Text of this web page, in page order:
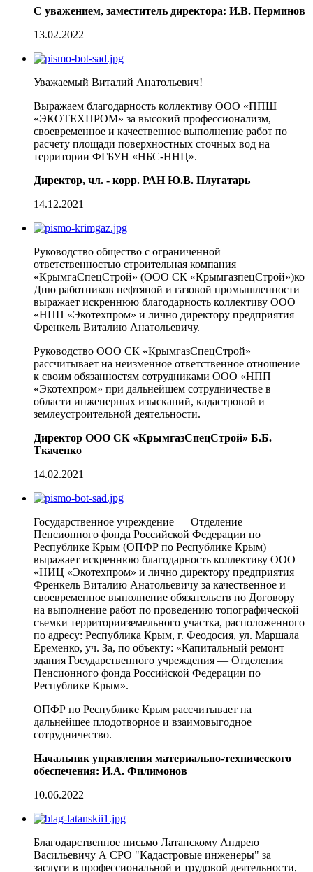
С уважением, заместитель директора: И.В. Перминов
13.02.2022
Уважаемый Виталий Анатольевич!
Выражаем благодарность коллективу ООО «ППШ
«ЭКОТЕХПРОМ» за высокий профессионализм,
своевременное и качественное выполнение работ по
расчету площади поверхностных сточных вод на
территории ФГБУН «НБС-ННЦ».
Директор, чл. - корр. РАН Ю.В. Плугатарь
14.12.2021
Руководство общество с ограниченной
ответственностью строительная компания
«КрымгаCпецCтрой» (ООО СК «КрымгазпецCтрой»)ко
Дню работников нефтяной и газовой промышленности
выражает искреннюю благодарность коллективу ООО
«НПП «Экотехпром» и лично директору предприятия
Френкель Виталию Анатольевичу.
Руководство ООО СК «КрымгазCпецCтрой»
рассчитывает на неизменное ответственное отношение
к своим обязанностям сотрудниками ООО «НПП
«Экотехпром» при дальнейшем сотрудничестве в
области инженерных изысканий, кадастровой и
землеустроительной деятельности.
Директор ООО СК «КрымгазCпецCтрой» Б.Б.
Ткаченко
14.02.2021
Государственное учреждение — Отделение
Пенсионного фонда Российской Федерации по
Республике Крым (ОПФР по Республике Крым)
выражает искреннюю благодарность коллективу ООО
«НИЦ «Экотехпром» и лично директору предприятия
Френкель Виталию Анатольевичу за качественное и
своевременное выполнение обязательств по Договору
на выполнение работ по проведению топографической
съемки территорииземельного участка, расположенного
по адресу: Республика Крым, г. Феодосия, ул. Маршала
Еременко, уч. За, по объекту: «Капитальный ремонт
здания Государственного учреждения — Отделения
Пенсионного фонда Российской Федерации по
Республике Крым».
ОПФР по Республике Крым рассчитывает на
дальнейшее плодотворное и взаимовыгодное
сотрудничество.
Начальник управления материально-технического
обеспечения: И.А. Филимонов
10.06.2022
Благодарственное письмо Латанскому Андрею
Васильевичу А СРО "Кадастровые инженеры" за
заслуги в профессиональной и трудовой деятельности,